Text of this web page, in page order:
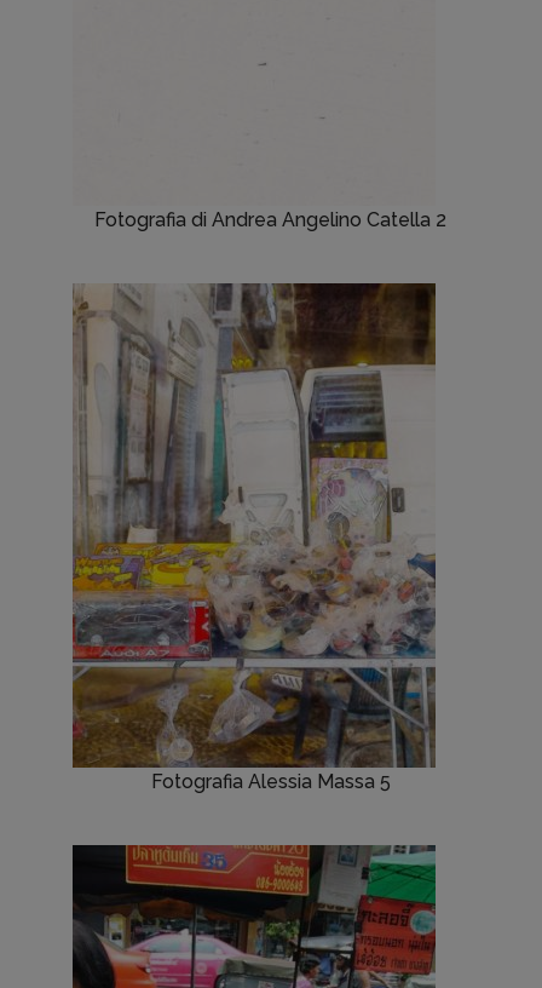
Fotografia di Andrea Angelino Catella 2
Fotografia Alessia Massa 5